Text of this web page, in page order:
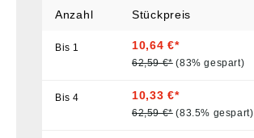
Anzahl Stückpreis
Bis 1 10,64 €*
62,59 €* (83% gespart)
Bis4 10,33 €*
62,59 €* (83.5% gespart)